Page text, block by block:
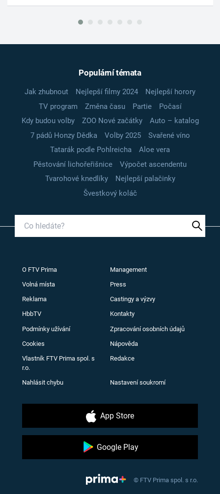
Populární témata
Jak zhubnout Nejlepší filmy 2024
Nejlepší horory
TV program
Změna času Partie
Počasí
Kdy budou volby
ZOO Nové začátky
Auto – katalog
7 pádů Honzy Dědka
Volby 2025
Svařené víno
Tatarák podle Pohlreicha
Aloe vera
Pěstování lichořeřišnice
Výpočet ascendentu
Tvarohové knedlíky
Nejlepší palačinky
Švestkový koláč
O FTV Prima Management
Volná místa Press
Reklama Castingy a výzvy
HbbTV Kontakty
Podmínky užívání Zpracování osobních údajů
Cookies Nápověda
Vlastník FTV Prima spol. s
r.o.
Redakce
Nahlásit chybu Nastavení soukromí
App Store
Google Play
© FTV Prima spol. s r.o.